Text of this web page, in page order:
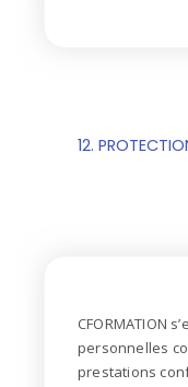
12.
CFORMATION
personnelles
prestations